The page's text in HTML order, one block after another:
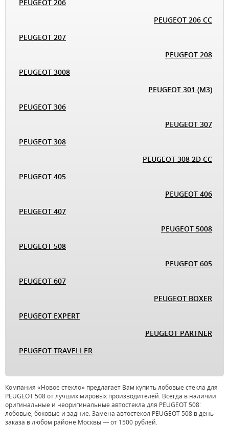
PEUGEOT 206
PEUGEOT 206 CC
PEUGEOT 207
PEUGEOT 208
PEUGEOT 3008
PEUGEOT 301 (M3)
PEUGEOT 306
PEUGEOT 307
PEUGEOT 308
PEUGEOT 308 2D CC
PEUGEOT 405
PEUGEOT 406
PEUGEOT 407
PEUGEOT 5008
PEUGEOT 508
PEUGEOT 605
PEUGEOT 607
PEUGEOT BOXER
PEUGEOT EXPERT
PEUGEOT PARTNER
PEUGEOT TRAVELLER
Компания «Новое стекло» предлагает Вам купить лобовые стекла для
PEUGEOT 508 от лучших мировых производителей. Всегда в наличии
оригинальные и неоригинальные автостекла для PEUGEOT 508:
лобовые, боковые и задние. Замена автостекол PEUGEOT 508 в день
заказа в любом районе Москвы — от 1500 рублей.